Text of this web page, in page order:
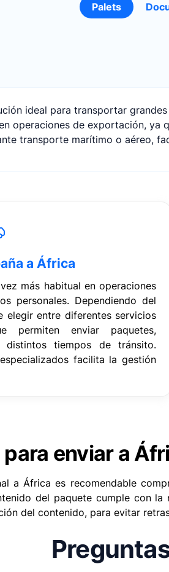
Palets
ideal para transportar
operaciones de exportación,
transporte marítimo o aéreo,
a África
más habitual en operaciones
personales. Dependiendo del
elegir entre diferentes servicios
permiten enviar paquetes,
distintos tiempos de tránsito.
facilita la gestión
enviar a
a África es recomendable
del paquete cumple con
del contenido, para evitar